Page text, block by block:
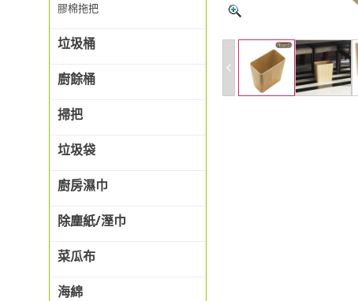
膠棉拖把
垃圾桶
廚餘桶
掃把
垃圾袋
廚房濕巾
除塵紙/溼巾
菜瓜布
海綿